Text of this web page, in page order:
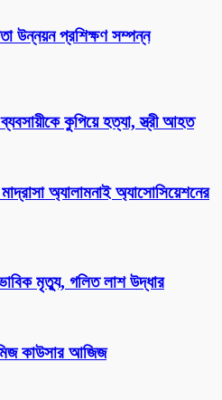
উন্নয়ন প্রশিক্ষণ সম্পন্ন
কুপিয়ে হত্যা, স্ত্রী আহত
অ্যালামনাই অ্যাসোসিয়েশনের
মৃত্যু, গলিত লাশ উদ্ধার
কাউসার আজিজ